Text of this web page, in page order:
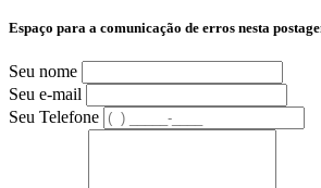
Espaço para a comunicação de erros nesta
Seu nome
Seu e-mail
Seu Telefone